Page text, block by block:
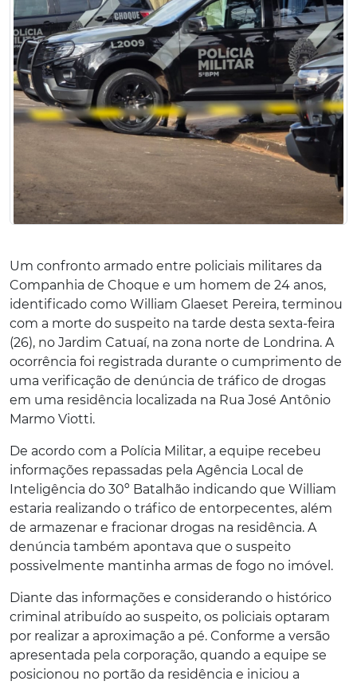
Um confronto armado entre policiais militares da
Companhia de Choque e um homem de 24 anos,
identificado como William Glaeset Pereira, terminou
com a morte do suspeito na tarde desta sexta-feira
(26), no Jardim Catuaí, na zona norte de Londrina. A
ocorrência foi registrada durante o cumprimento de
uma verificação de denúncia de tráfico de drogas
em uma residência localizada na Rua José Antônio
Marmo Viotti.
De acordo com a Polícia Militar, a equipe recebeu
informações repassadas pela Agência Local de
Inteligência do 30º Batalhão indicando que William
estaria realizando o tráfico de entorpecentes, além
de armazenar e fracionar drogas na residência. A
denúncia também apontava que o suspeito
possivelmente mantinha armas de fogo no imóvel.
Diante das informações e considerando o histórico
criminal atribuído ao suspeito, os policiais optaram
por realizar a aproximação a pé. Conforme a versão
apresentada pela corporação, quando a equipe se
posicionou no portão da residência e iniciou a